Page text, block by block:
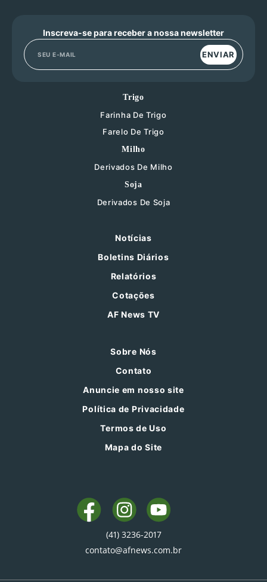
Inscreva-se para receber a nossa newsletter
ENVIAR
Trigo
Farinha De Trigo
Farelo De Trigo
Milho
Derivados De Milho
Soja
Derivados De Soja
Notícias
Boletins Diários
Relatórios
Cotações
AF News TV
Sobre Nós
Contato
Anuncie em nosso site
Política de Privacidade
Termos de Uso
Mapa do Site
(41) 3236-2017
contato@afnews.com.br